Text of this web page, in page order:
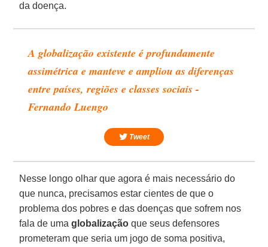
da doença.
A globalização existente é profundamente
assimétrica e manteve e ampliou as diferenças
entre países, regiões e classes sociais -
Fernando Luengo
Tweet
Nesse longo olhar que agora é mais necessário do
que nunca, precisamos estar cientes de que o
problema dos pobres e das doenças que sofrem nos
fala de umaglobalização que seus defensores
prometeram que seria um jogo de soma positiva,